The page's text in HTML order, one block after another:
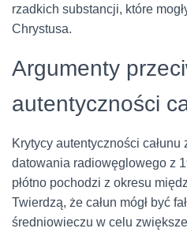
rzadkich substancji, które
Chrystusa.
Argumenty
autentyczności
Krytycy autentyczności
datowania radiowęglowego z
płótno pochodzi z okresu
Twierdzą, że całun mógł być
średniowieczu w celu